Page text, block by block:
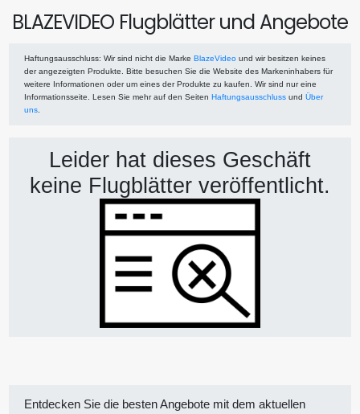
BLAZEVIDEO Flugblätter und Angebote
Haftungsausschluss: Wir sind nicht die Marke BlazeVideo und wir besitzen keines
der angezeigten Produkte. Bitte besuchen Sie die Website des Markeninhabers für
weitere Informationen oder um eines der Produkte zu kaufen. Wir sind nur eine
Informationsseite. Lesen Sie mehr auf den Seiten Haftungsausschluss und Über
uns
Leider hat dieses Geschäft
keine Flugblätter veröffentlicht.
Entdecken Sie die besten Angebote mit dem aktuellen